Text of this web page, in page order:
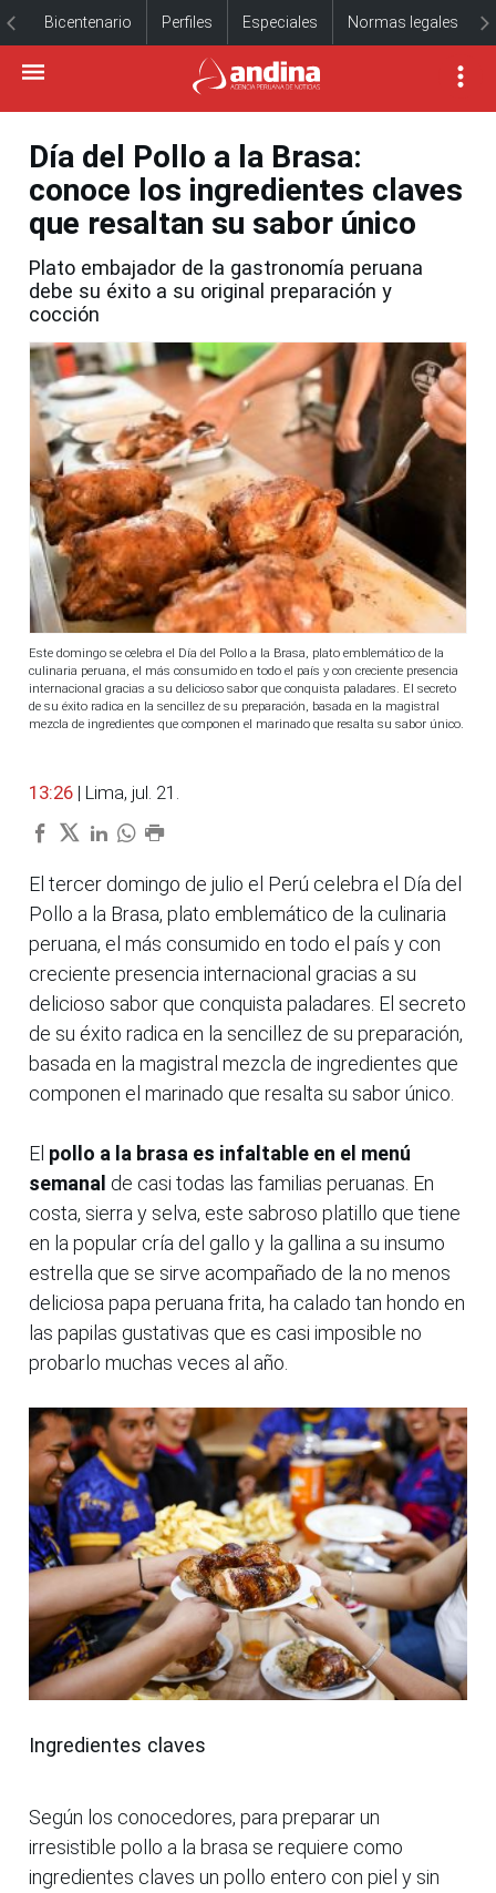
Bicentenario Perfiles Especiales Normas legales
Día del Pollo a la Brasa:
conoce los ingredientes claves
que resaltan su sabor único
Plato embajador de la gastronomía peruana
debe su éxito a su original preparación y
cocción
Este domingo se celebra el Día del Pollo a la Brasa, plato emblemático de la
culinaria peruana, el más consumido en todo el país y con creciente presencia
internacional gracias a su delicioso sabor que conquista paladares. El secreto
de su éxito radica en la sencillez de su preparación, basada en la magistral
mezcla de ingredientes que componen el marinado que resalta su sabor único.
13:26 | Lima, jul. 21.
El tercer domingo de julio el Perú celebra el Día del
Pollo a la Brasa, plato emblemático de la culinaria
peruana, el más consumido en todo el país y con
creciente presencia internacional gracias a su
delicioso sabor que conquista paladares. El secreto
de su éxito radica en la sencillez de su preparación,
basada en la magistral mezcla de ingredientes que
componen el marinado que resalta su sabor único.
El pollo a la brasa es infaltable en el menú
semanal de casi todas las familias peruanas. En
costa, sierra y selva, este sabroso platillo que tiene
en la popular cría del gallo y la gallina a su insumo
estrella que se sirve acompañado de la no menos
deliciosa papa peruana frita, ha calado tan hondo en
las papilas gustativas que es casi imposible no
probarlo muchas veces al año.
Ingredientes claves
Según los conocedores, para preparar un
irresistible pollo a la brasa se requiere como
ingredientes claves un pollo entero con piel y sin